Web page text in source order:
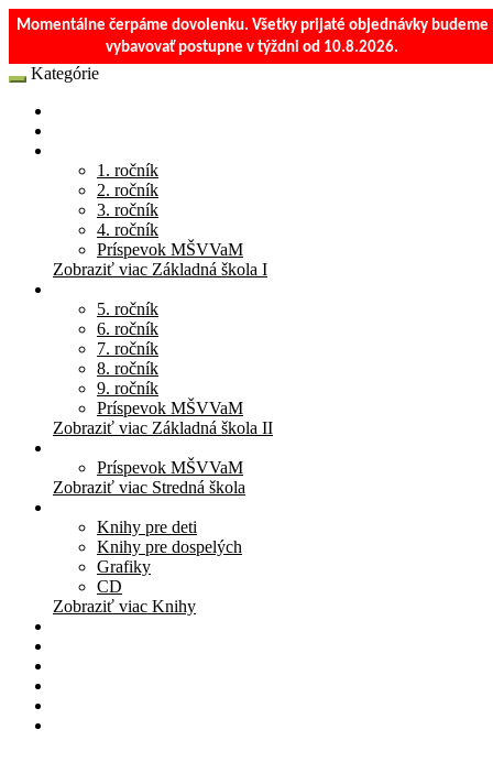
Momentálne čerpáme dovolenku. Všetky prijaté objednávky budeme
vybavovať postupne v týždni od 10.8.2026.
Kategórie
1. ročník
2. ročník
3. ročník
4. ročník
Príspevok MŠVVaM
Zobraziť viac Základná škola I
5. ročník
6. ročník
7. ročník
8. ročník
9. ročník
Príspevok MŠVVaM
Zobraziť viac Základná škola II
Príspevok MŠVVaM
Zobraziť viac Stredná škola
Knihy pre deti
Knihy pre dospelých
Grafiky
CD
Zobraziť viac Knihy